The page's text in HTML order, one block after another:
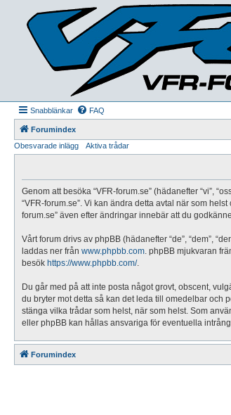
Snabblänkar FAQ
Forumindex
Obesvarade inlägg
Aktiva trådar
Genom att besöka “VFR-forum.se” (hädanefter “vi”,
“VFR-forum.se”. Vi kan ändra detta avtal när som
forum.se” även efter ändringar innebär att du
Vårt forum drivs av phpBB (hädanefter “de”, “dem”,
laddas ner från www.phpbb.com. phpBB mjukvaran
besök https://www.phpbb.com/.
Du går med på att inte posta något grovt, obscent,
du bryter mot detta så kan det leda till omedelbar och
stänga vilka trådar som helst, när som helst. Som
eller phpBB kan hållas ansvariga för eventuella
Forumindex